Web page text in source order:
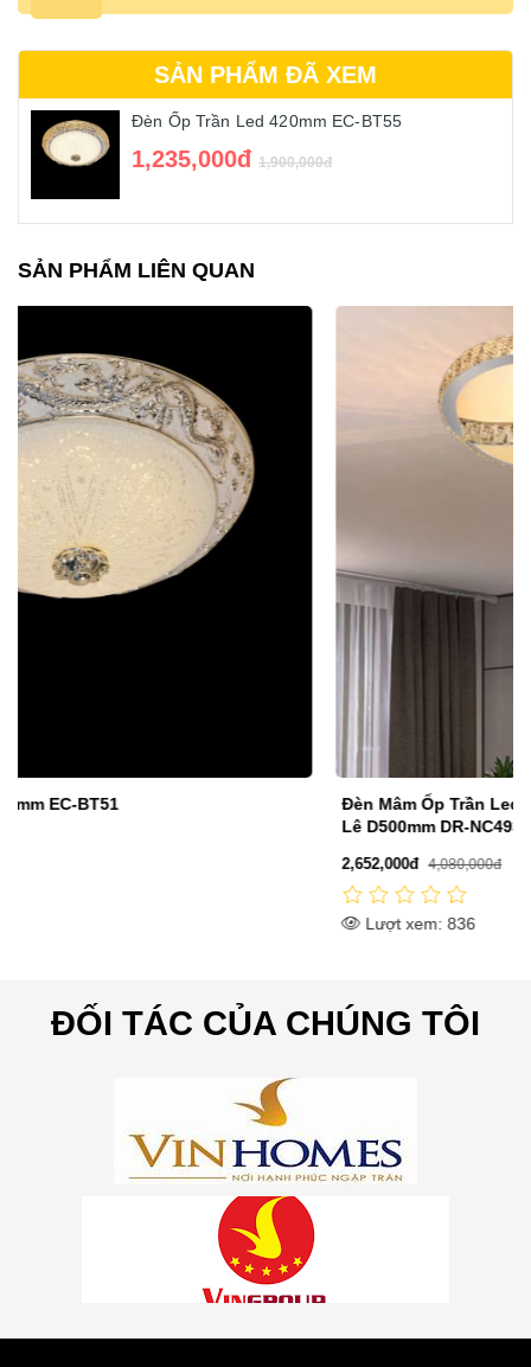
SẢN PHẨM ĐÃ XEM
Đèn Ốp Trần Led 420mm EC-BT55
1,235,000đ 1,900,000đ
SẢN PHẨM LIÊN QUAN
Đèn Mâm Ốp Trần Led Phòng Ngủ 3 Chế Độ Gắn Hạt Pha
ĐỐI TÁC CỦA CHÚNG TÔI